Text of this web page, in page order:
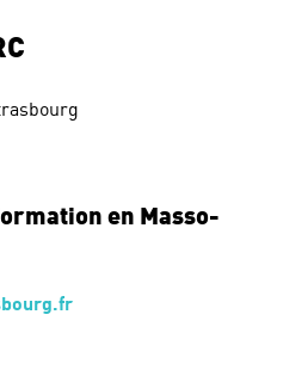
en Masso-